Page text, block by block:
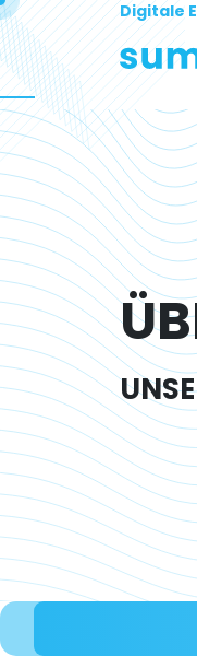
Digitale